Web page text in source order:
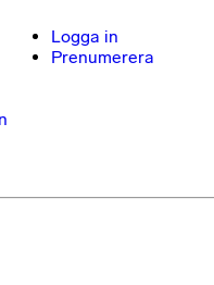
Logga in
Prenumerera